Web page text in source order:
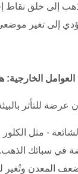
إلى خلق نقاط
2.2 العوامل
الشائعة - مثل
في سبائك
تُضعف المعدن